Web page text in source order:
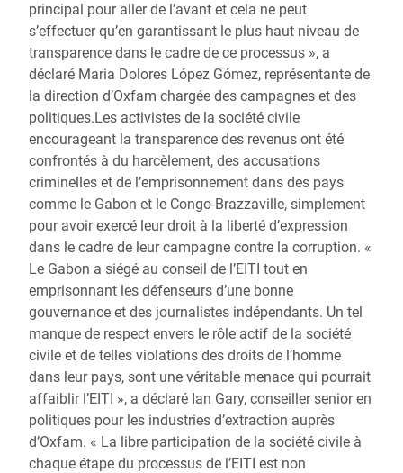
principal pour aller de l’avant et cela ne peut
s’effectuer qu’en garantissant le plus haut niveau de
transparence dans le cadre de ce processus », a
déclaré Maria Dolores López Gómez, représentante de
la direction d’Oxfam chargée des campagnes et des
politiques.Les activistes de la société civile
encourageant la transparence des revenus ont été
confrontés à du harcèlement, des accusations
criminelles et de l’emprisonnement dans des pays
comme le Gabon et le Congo-Brazzaville, simplement
pour avoir exercé leur droit à la liberté d’expression
dans le cadre de leur campagne contre la corruption. «
Le Gabon a siégé au conseil de l’EITI tout en
emprisonnant les défenseurs d’une bonne
gouvernance et des journalistes indépendants. Un tel
manque de respect envers le rôle actif de la société
civile et de telles violations des droits de l’homme
dans leur pays, sont une véritable menace qui pourrait
affaiblir l’EITI », a déclaré Ian Gary, conseiller senior en
politiques pour les industries d’extraction auprès
d’Oxfam. « La libre participation de la société civile à
chaque étape du processus de l’EITI est non